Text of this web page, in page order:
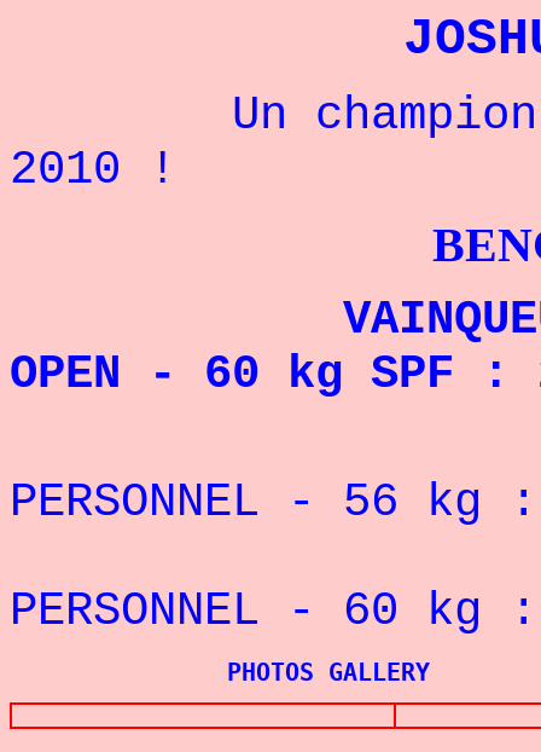
Un champion
2010 !
VAINQUEUR DU
OPEN - 60 kg SPF :
PERSONNEL - 56
PERSONNEL - 60
PHOTOS GALLERY